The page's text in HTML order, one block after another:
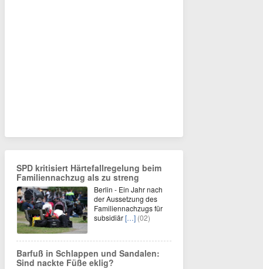
SPD kritisiert Härtefallregelung beim
Familiennachzug als zu streng
Berlin - Ein Jahr nach
der Aussetzung des
Familiennachzugs für
subsidiär[…] (02)
Barfuß in Schlappen und Sandalen:
Sind nackte Füße eklig?